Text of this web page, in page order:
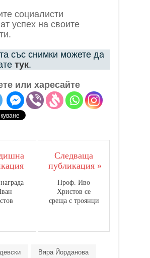
социалисти
успех на своите
със снимки можете да
тук.
или харесайте
Следваща
публикация »
Проф. Иво
Христов се
среща с троянци
Вяра Йорданова